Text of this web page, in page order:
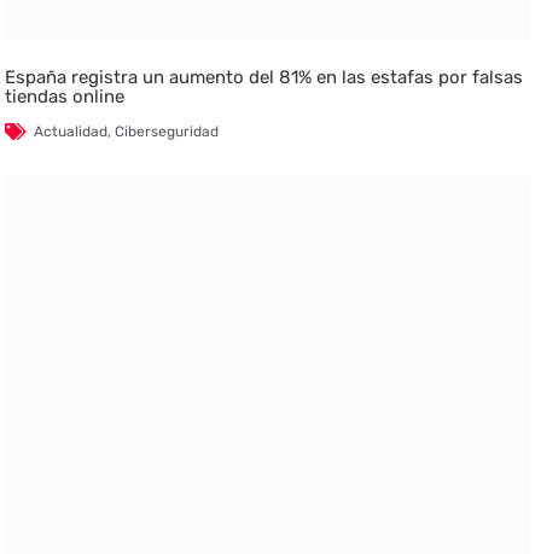
España registra un aumento del 81% en las estafas por falsas
tiendas online
Actualidad,Ciberseguridad